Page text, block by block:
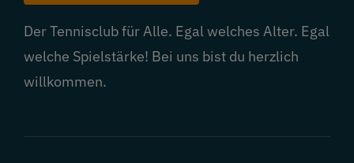
Der Tennisclub für Alle. Egal welches Alter. Egal
welche Spielstärke! Bei uns bist du herzlich
willkommen.